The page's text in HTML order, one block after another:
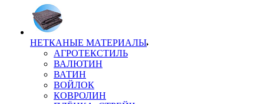
НЕТКАНЫЕ МАТЕРИАЛЫ
АГРОТЕКСТИЛЬ
ВАЛЮТИН
ВАТИН
ВОЙЛОК
КОВРОЛИН